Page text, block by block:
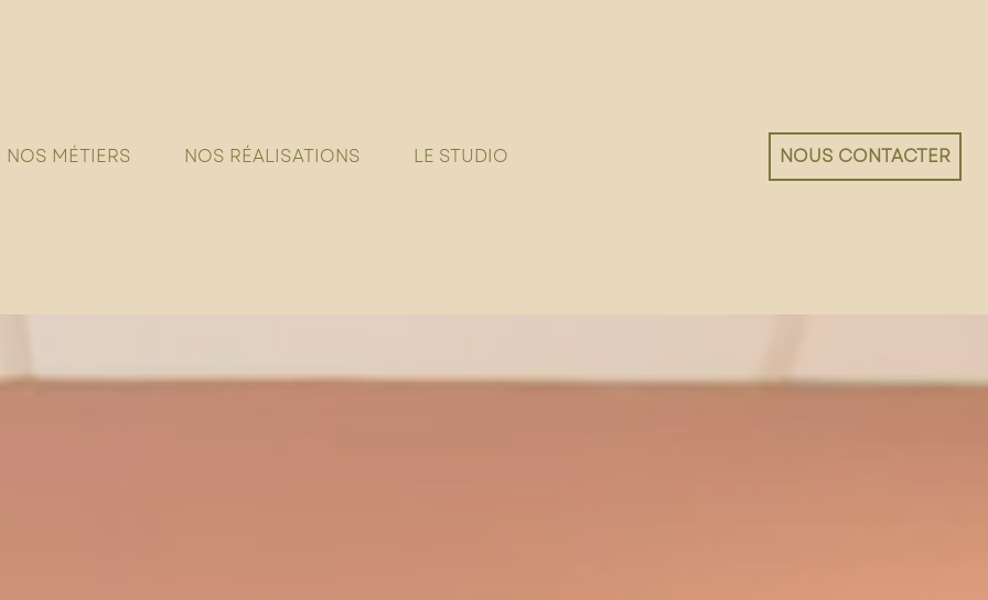
NOS MÉTIERS NOS RÉALISATIONS LE STUDIO NOUS CONTACTER